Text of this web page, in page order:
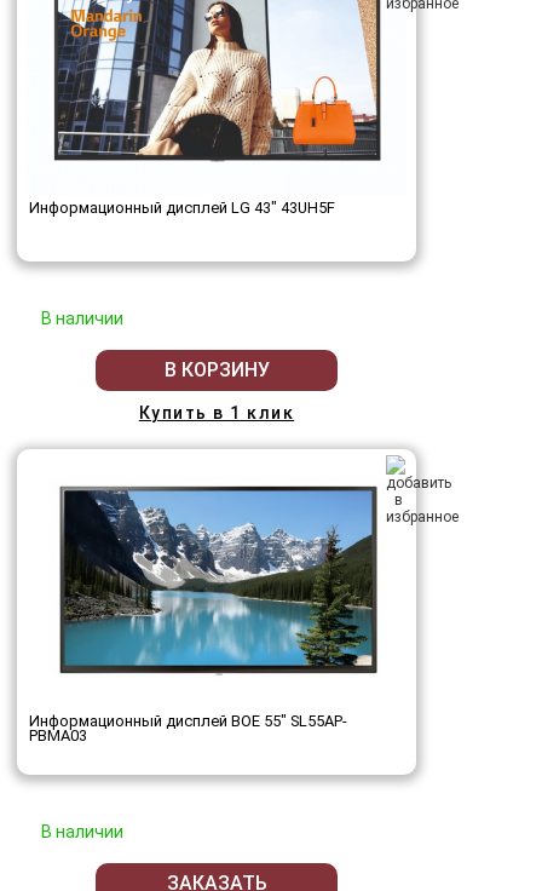
Информационный дисплей LG 43" 43UH5F
В наличии
В КОРЗИНУ
Купить в 1 клик
Информационный дисплей BOE 55" SL55AP-
PBMA03
В наличии
ЗАКАЗАТЬ